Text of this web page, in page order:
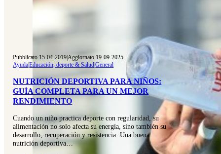
Pubblicato 15-04-2019|Aggiornato 19-09-2025
Ayuda|Educación, deporte & Salud|General
NUTRICIÓN DEPORTIVA PARA NIÑOS:
GUÍA COMPLETA PARA UN MEJOR
RENDIMIENTO
Cuando un niño practica deporte con regularidad, su
alimentación no solo afecta su energía, sino también su
desarrollo, recuperación y resistencia. Una buena
nutrición deportiva…